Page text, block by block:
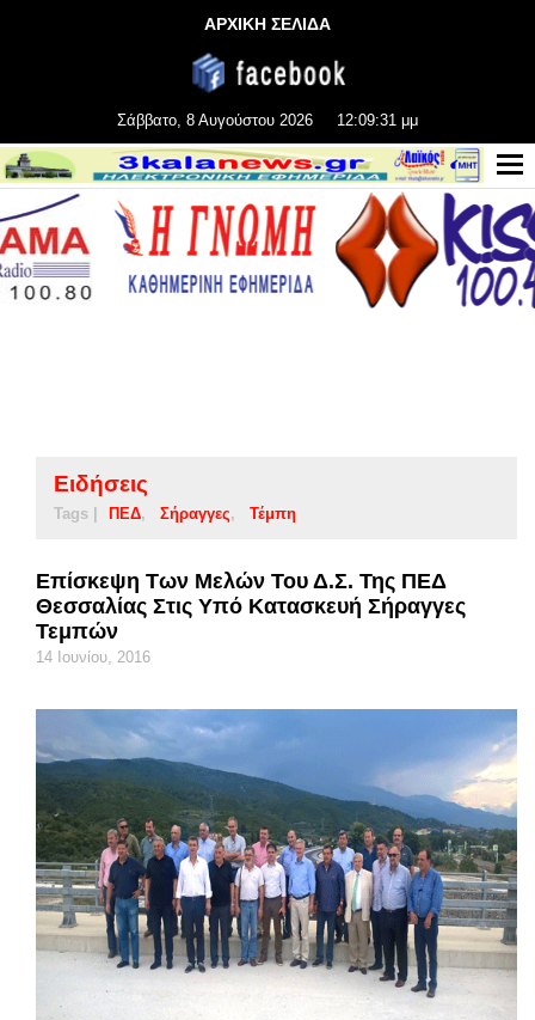
ΑΡΧΙΚΗ ΣΕΛΙΔΑ
Σάββατο, 8 Αυγούστου 2026 12:09:31 μμ
Ειδήσεις
Tags | ΠΕΔ Σήραγγες Τέμπη
Επίσκεψη Των Μελών Του Δ.Σ. Της ΠΕΔ
Θεσσαλίας Στις Υπό Κατασκευή Σήραγγες
Τεμπών
14 Ιουνίου, 2016